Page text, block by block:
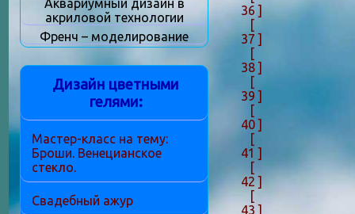
36 ]
[
37 ]
[
38 ]
[
39 ]
[
40 ]
[
41 ]
[
42 ]
[
43 ]
Аквариумный дизайн в
акриловой технологии
Френч – моделирование
Дизайн цветными
гелями:
Мастер-класс на тему:
Броши. Венецианское
стекло.
Свадебный ажур